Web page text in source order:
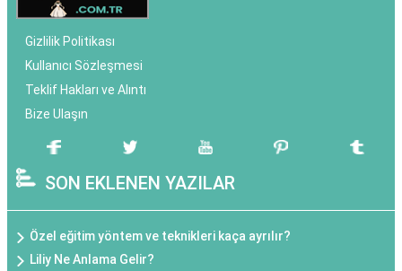
Gizlilik Politikası
Kullanıcı Sözleşmesi
Teklif Hakları ve Alıntı
Bize Ulaşın
SON EKLENEN YAZILAR
Özel eğitim yöntem ve teknikleri kaça ayrılır?
Liliy Ne Anlama Gelir?